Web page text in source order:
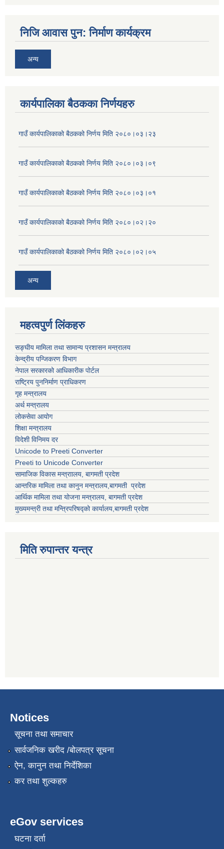
निजि आवास पुन: निर्माण कार्यक्रम
अन्य
कार्यपालिका बैठकका निर्णयहरु
गाउँ कार्यपालिकाको बैठकको निर्णय मिति २०८०।०३।२३
गाउँ कार्यपालिकाको बैठकको निर्णय मिति २०८०।०३।०९
गाउँ कार्यपालिकाको बैठकको निर्णय मिति २०८०।०३।०१
गाउँ कार्यपालिकाको बैठकको निर्णय मिति २०८०।०२।२०
गाउँ कार्यपालिकाको बैठकको निर्णय मिति २०८०।०२।०५
अन्य
महत्वपुर्ण लिंकहरु
सङ्घीय मामिला तथा सामान्य प्रशासन मन्त्रालय
केन्द्रीय पन्जिकरण विभाग
नेपाल सरकारको आधिकारीक पोर्टल
राष्ट्रिय पुननिर्माण प्राधिकरण
गृह मन्त्रालय
अर्थ मन्त्रालय
लोकसेवा आयोग
शिक्षा मन्त्रालय
विदेशी विनिमय दर
Unicode to Preeti Converter
Preeti to Unicode Converter
सामाजिक विकास मन्त्राालय, बागमती प्रदेश
आन्तरिक मामिला तथा कानुन मन्त्रालय,बागमती प्रदेश
आर्थिक मामिला तथा योजना मन्त्रालय, बागमती प्रदेश
मुख्यमन्त्री तथा मन्त्रिपरिषद्को कार्यालय,बागमती प्रदेश
मिति रुपान्तर यन्त्र
Notices
सूचना तथा समाचार
सार्वजनिक खरीद /बोलपत्र सूचना
ऐन, कानुन तथा निर्देशिका
कर तथा शुल्कहरु
eGov services
घटना दर्ता